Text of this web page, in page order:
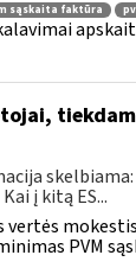
sąskaita faktūra
į kitą ES...
vertės
PVM